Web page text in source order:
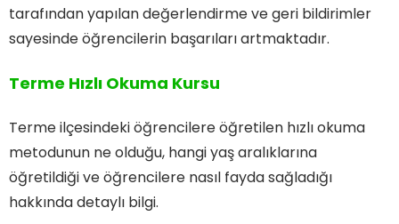
tarafından yapılan değerlendirme ve geri bildirimler
sayesinde öğrencilerin başarıları artmaktadır.
Terme Hızlı Okuma Kursu
Terme ilçesindeki öğrencilere öğretilen hızlı okuma
metodunun ne olduğu, hangi yaş aralıklarına
öğretildiği ve öğrencilere nasıl fayda sağladığı
hakkında detaylı bilgi.